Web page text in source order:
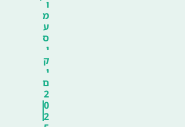
ו
מ
ע
ס
י
ק
י
ם
2
0
2